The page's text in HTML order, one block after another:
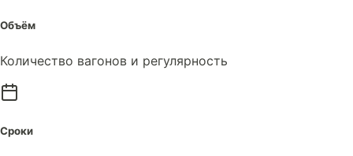
Объём
Количество вагонов и регулярность
Сроки